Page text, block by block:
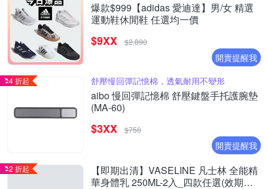
爆款$999【adidas 愛迪達】男/女 精選
運動鞋休閒鞋 任選均一價
$9XX $2,890
開賣提醒我
4 折起 舒壓慢回彈記憶棉，透氣耐用不變形
aibo 慢回彈記憶棉 舒壓鍵盤手托護腕墊
(MA-60)
$3XX $750
開賣提醒我
2 折起
【即期出清】VASELINE 凡士林 全能精
華身體乳 250ML-2入_四款任選(效期至